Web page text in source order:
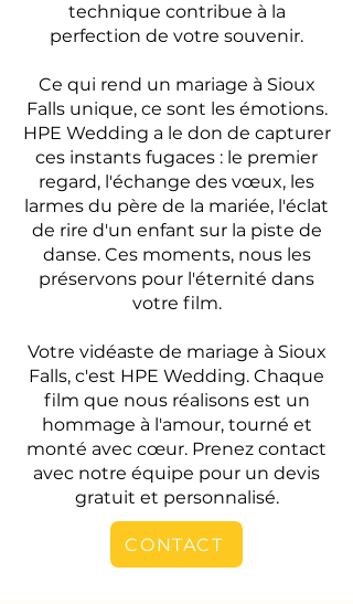
technique contribue à la
perfection de votre souvenir.
Ce qui rend un mariage à Sioux
Falls unique, ce sont les émotions.
HPE Wedding a le don de capturer
ces instants fugaces : le premier
regard, l'échange des vœux, les
larmes du père de la mariée, l'éclat
de rire d'un enfant sur la piste de
danse. Ces moments, nous les
préservons pour l'éternité dans
votre film.
Votre vidéaste de mariage à Sioux
Falls, c'est HPE Wedding. Chaque
film que nous réalisons est un
hommage à l'amour, tourné et
monté avec cœur. Prenez contact
avec notre équipe pour un devis
gratuit et personnalisé.
CONTACT